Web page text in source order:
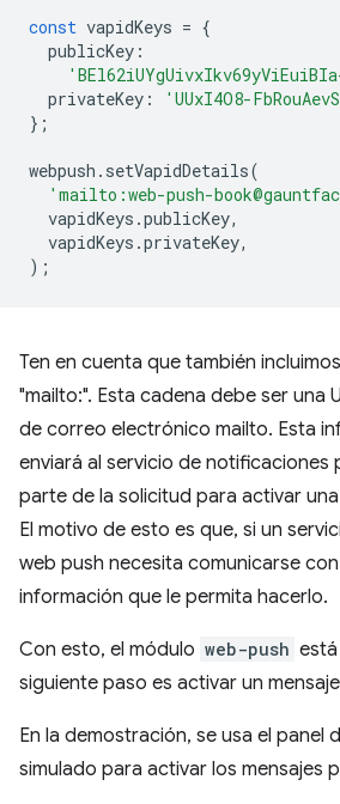
const vapidKeys = {
publicKey :
'BEl62iUYgUivxIkv69yViEuiBIa-
privateKey :
'UUxI4O8-
};
webpush . setVapidDetails(
'mailto:web-push-
vapidKeys .publicKey,
vapidKeys .privateKey,
);
Ten en cuenta que también
"mailto:". Esta cadena debe ser una
de correo electrónico mailto. Esta
enviará al servicio de notificaciones
parte de la solicitud para activar
El motivo de esto es que, si un
web push necesita comunicarse
información que le permita hacerlo.
Con esto, el módulo web-push
siguiente paso es activar un
En la demostración, se usa el panel
simulado para activar los mensajes